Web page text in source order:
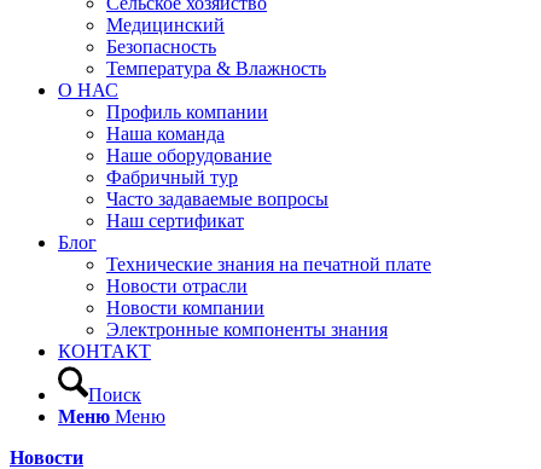
Медицинский
Безопасность
Температура & Влажность
О НАС
Профиль компании
Наша команда
Наше оборудование
Фабричный тур
Часто задаваемые вопросы
Наш сертификат
Блог
Технические знания на печатной плате
Новости отрасли
Новости компании
Электронные компоненты знания
КОНТАКТ
Поиск
Меню Меню
Новости